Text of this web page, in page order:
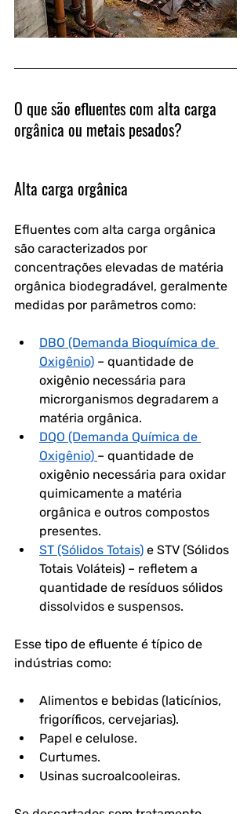
O que são efluentes com alta carga
orgânica ou metais pesados?
Alta carga orgânica
Efluentes com alta carga orgânica
são caracterizados por
concentrações elevadas de matéria
orgânica biodegradável, geralmente
medidas por parâmetros como:
DBO (Demanda Bioquímica de
Oxigênio) – quantidade de
oxigênio necessária para
microrganismos degradarem a
matéria orgânica.
DQO (Demanda Química de
Oxigênio) – quantidade de
oxigênio necessária para oxidar
quimicamente a matéria
orgânica e outros compostos
presentes.
ST (Sólidos Totais) e STV (Sólidos
Totais Voláteis) – refletem a
quantidade de resíduos sólidos
dissolvidos e suspensos.
Esse tipo de efluente é típico de
indústrias como:
Alimentos e bebidas (laticínios,
frigoríficos, cervejarias).
Papel e celulose.
Curtumes.
Usinas sucroalcooleiras.